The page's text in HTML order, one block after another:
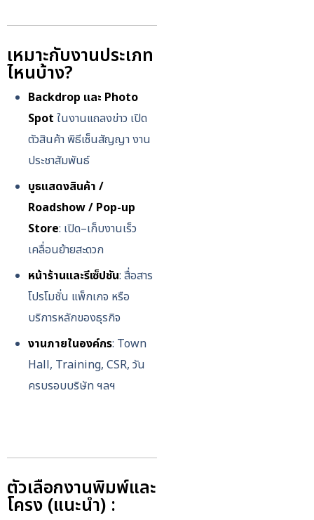
เหมาะกับงานประเภท
ไหนบ้าง?
Backdrop และ Photo
Spot ในงานแถลงข่าว เปิด
ตัวสินค้า พิธีเซ็นสัญญา งาน
ประชาสัมพันธ์
บูธแสดงสินค้า /
Roadshow / Pop-up
Store: เปิด–เก็บงานเร็ว
เคลื่อนย้ายสะดวก
หน้าร้านและรีเซ็ปชัน: สื่อสาร
โปรโมชั่น แพ็กเกจ หรือ
บริการหลักของธุรกิจ
งานภายในองค์กร: Town
Hall, Training, CSR, วัน
ครบรอบบริษัท ฯลฯ
ตัวเลือกงานพิมพ์และ
โครง (แนะนำ) :